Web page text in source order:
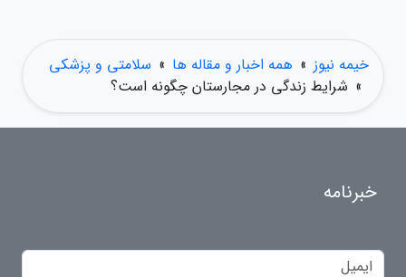
خیمه نیوز » همه اخبار و مقاله ها » سلامتی و پزشکی
» شرایط زندگی در مجارستان چگونه است؟
خبرنامه